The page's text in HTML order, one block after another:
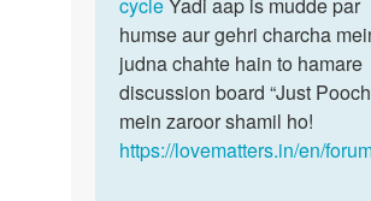
humse aur gehri charcha
judna chahte hain to hamare
discussion board “Just
mein zaroor shamil ho!
https://lovematters.in/en/